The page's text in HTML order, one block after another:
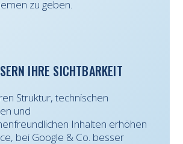
zu geben.
IHRE SICHTBARKEIT
Struktur, technischen
und
Inhalten erhöhen
bei Google & Co. besser